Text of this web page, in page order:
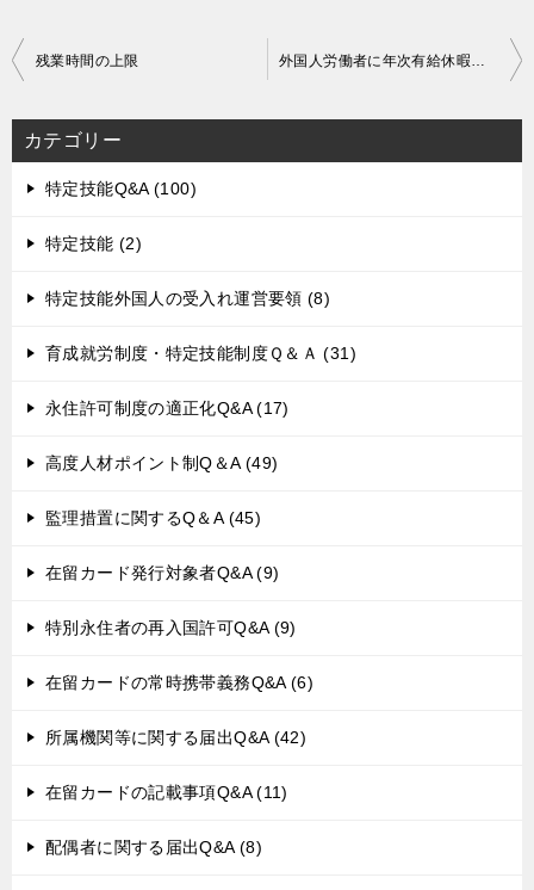
投
稿
ナ
ビ
ゲ
シ
残業時間の上限 外国人労働者に年次有給休暇を付与する必要はあるのか？
カテゴリー
特定技能Q&A (100)
特定技能 (2)
特定技能外国人の受入れ運営要領 (8)
育成就労制度・特定技能制度Ｑ＆Ａ (31)
永住許可制度の適正化Q&A (17)
高度人材ポイント制Q＆A (49)
監理措置に関するQ＆A (45)
在留カード発行対象者Q&A (9)
特別永住者の再入国許可Q&A (9)
在留カードの常時携帯義務Q&A (6)
所属機関等に関する届出Q&A (42)
在留カードの記載事項Q&A (11)
配偶者に関する届出Q&A (8)